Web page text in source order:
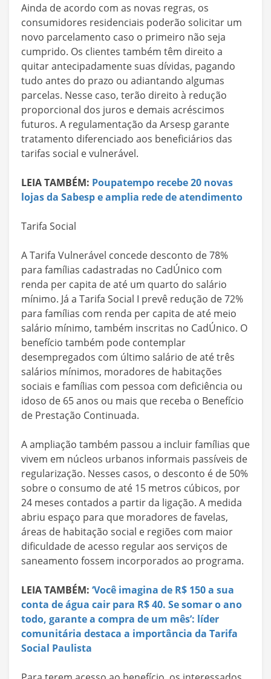
Ainda de acordo com as novas regras, os
consumidores residenciais poderão solicitar um
novo parcelamento caso o primeiro não seja
cumprido. Os clientes também têm direito a
quitar antecipadamente suas dívidas, pagando
tudo antes do prazo ou adiantando algumas
parcelas. Nesse caso, terão direito à redução
proporcional dos juros e demais acréscimos
futuros. A regulamentação da Arsesp garante
tratamento diferenciado aos beneficiários das
tarifas social e vulnerável.
LEIA TAMBÉM: Poupatempo recebe 20 novas
lojas da Sabesp e amplia rede de atendimento
Tarifa Social
A Tarifa Vulnerável concede desconto de 78%
para famílias cadastradas no CadÚnico com
renda per capita de até um quarto do salário
mínimo. Já a Tarifa Social I prevê redução de 72%
para famílias com renda per capita de até meio
salário mínimo, também inscritas no CadÚnico. O
benefício também pode contemplar
desempregados com último salário de até três
salários mínimos, moradores de habitações
sociais e famílias com pessoa com deficiência ou
idoso de 65 anos ou mais que receba o Benefício
de Prestação Continuada.
A ampliação também passou a incluir famílias que
vivem em núcleos urbanos informais passíveis de
regularização. Nesses casos, o desconto é de 50%
sobre o consumo de até 15 metros cúbicos, por
24 meses contados a partir da ligação. A medida
abriu espaço para que moradores de favelas,
áreas de habitação social e regiões com maior
dificuldade de acesso regular aos serviços de
saneamento fossem incorporados ao programa.
LEIA TAMBÉM: ‘Você imagina de R$ 150 a sua
conta de água cair para R$ 40. Se somar o ano
todo, garante a compra de um mês’: líder
comunitária destaca a importância da Tarifa
Social Paulista